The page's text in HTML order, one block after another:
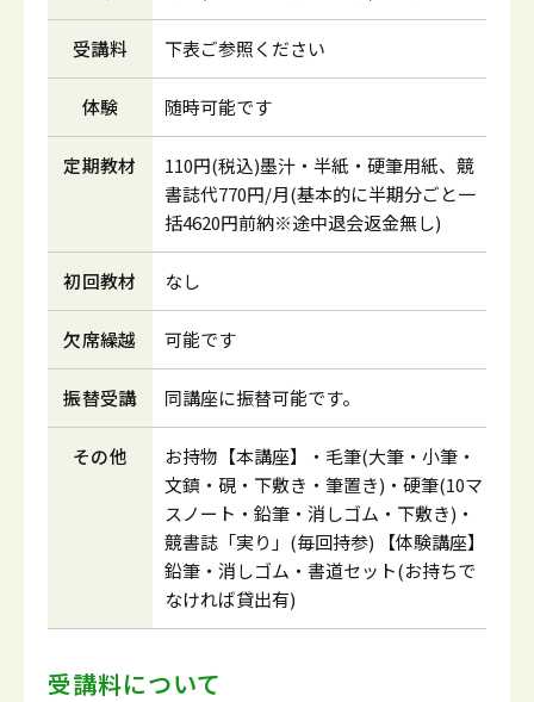
受講料 下表ご参照ください
体験 随時可能です
定期教材
110円(税込)墨汁・半紙・硬筆用紙、競
書誌代770円/月(基本的に半期分ごと一
括4620円前納※途中退会返金無し)
初回教材 なし
欠席繰越 可能です
振替受講 同講座に振替可能です。
その他
お持物【本講座】・毛筆(大筆・小筆・
文鎮・硯・下敷き・筆置き)・硬筆(10マ
スノート・鉛筆・消しゴム・下敷き)・
競書誌「実り」(毎回持参) 【体験講座】
鉛筆・消しゴム・書道セット(お持ちで
なければ貸出有)
受講料について